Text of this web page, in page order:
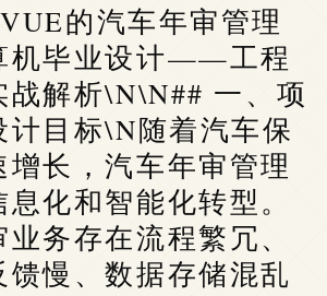
的汽车年审管理
机毕业设计——工程
战解析\N\N## 一、项
计目标\N随着汽车保
长，汽车年审管理
化和智能化转型。
务存在流程繁冗、
馈慢、数据存储混乱